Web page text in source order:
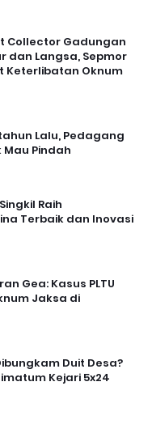
Collector Gadungan
dan Langsa, Sepmor
Keterlibatan Oknum
Lalu, Pedagang
Mau Pindah
Raih
Terbaik dan Inovasi
Gea: Kasus PLTU
Jaksa di
Duit Desa?
Kejari 5x24